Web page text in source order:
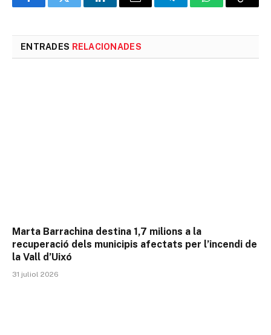
FacebookTwitter LinkedInEmail TelegramWhatsAppCopia
ENTRADES RELACIONADES
Marta Barrachina destina 1,7 milions a la
recuperació dels municipis afectats per l’incendi de
la Vall d’Uixó
31 juliol 2026